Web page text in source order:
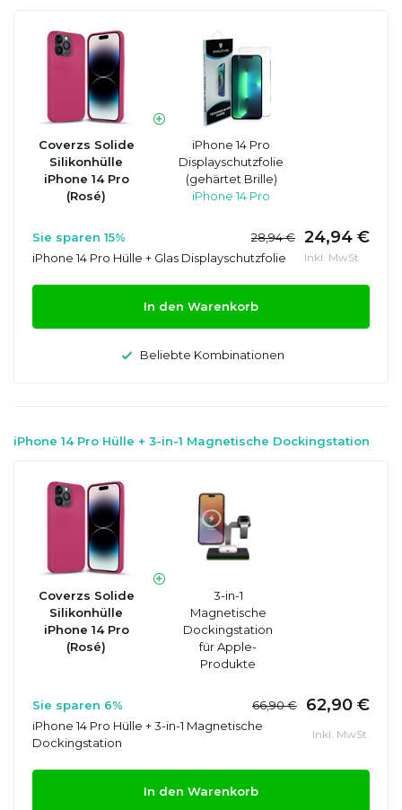
Coverzs Solide
Silikonhülle
iPhone 14 Pro
(Rosé)
iPhone 14 Pro
Displayschutzfolie
(gehärtet Brille)
iPhone 14 Pro
Sie sparen 15% 28,94 € 24,94 €
iPhone 14 Pro Hülle + Glas Displayschutzfolie Inkl. MwSt.
In den Warenkorb
Beliebte Kombinationen
iPhone 14 Pro Hülle + 3-in-1 Magnetische Dockingstation
Coverzs Solide
Silikonhülle
iPhone 14 Pro
(Rosé)
3-in-1
Magnetische
Dockingstation
für Apple-
Produkte
Sie sparen 6% 66,90 € 62,90 €
iPhone 14 Pro Hülle + 3-in-1 Magnetische
Dockingstation
Inkl. MwSt.
In den Warenkorb